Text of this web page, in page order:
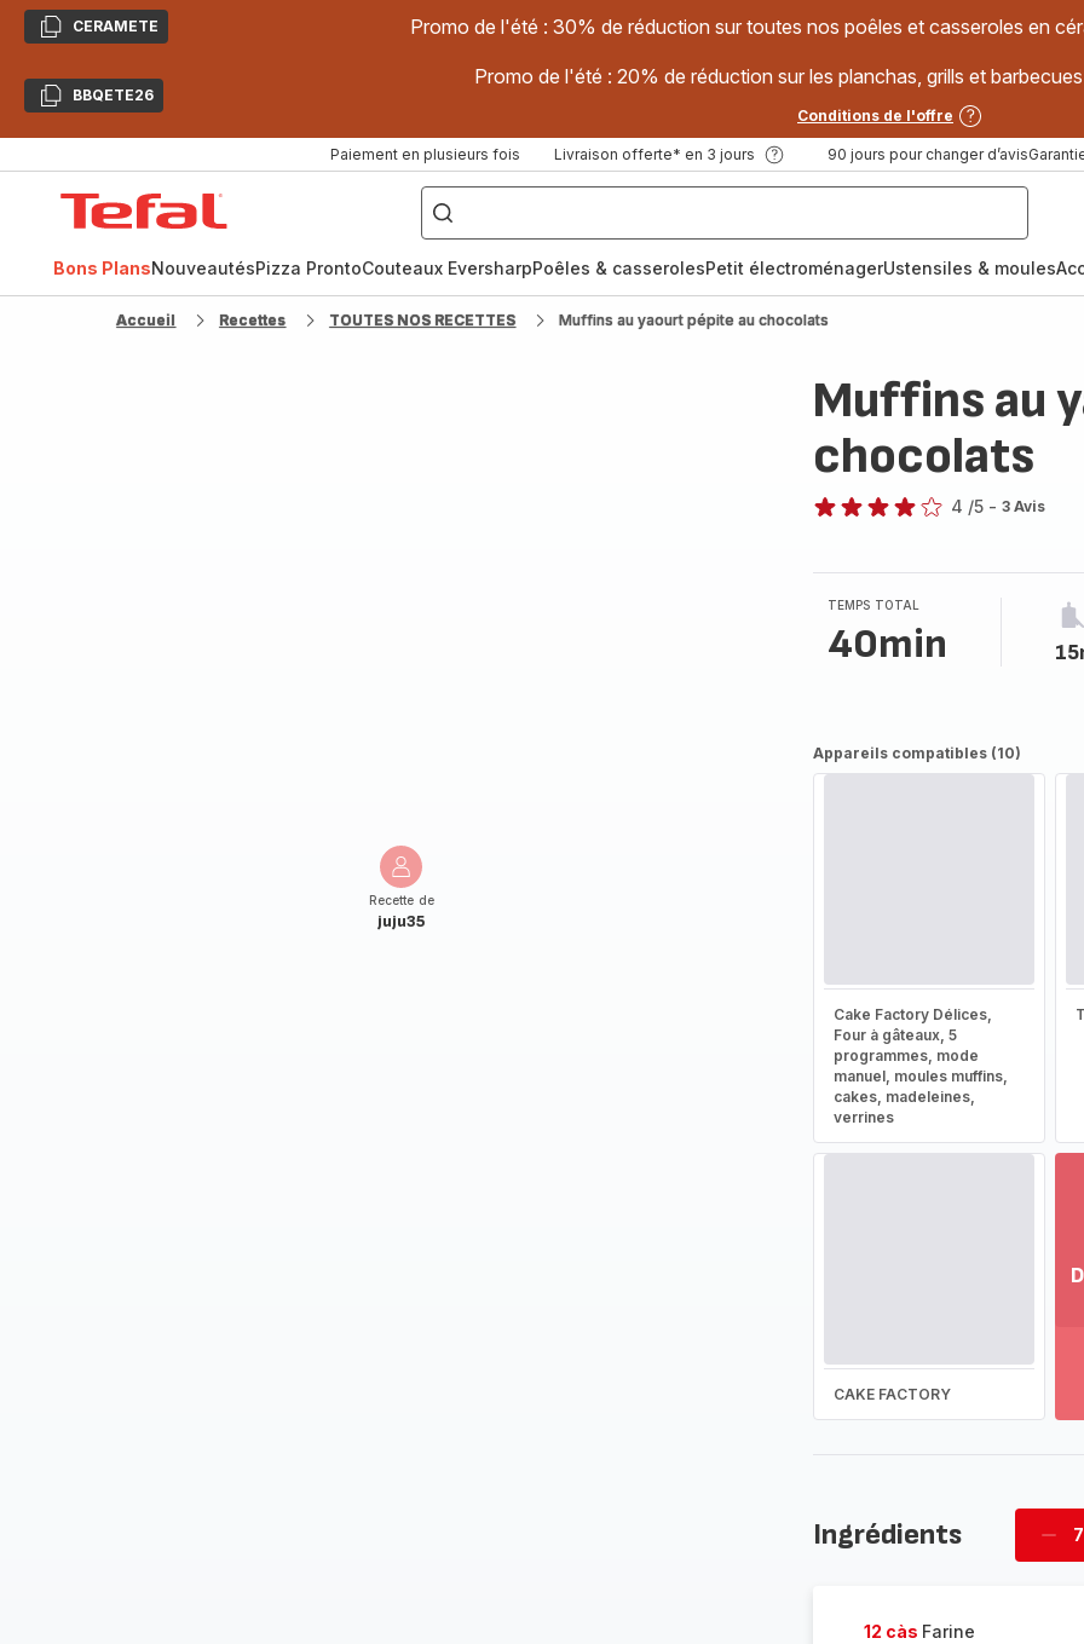
CopierCERAMETE Promo de l'été : 30% de réduction sur toutes nos poêles et casseroles en
CopierBBQETE26
Promo de l'été : 20% de réduction sur les planchas, grills et
Conditions de l'offre
Paiement en plusieurs fois Livraison offerte* en 3 jours 90 jours pour changer d’avis
["Poêles
inox,
Cake
Factory,
Bons PlansNouveautésPizza ProntoCouteaux EversharpPoêles & casserolesPetit électroménagerUstensiles & moules
Accueil Recettes TOUTES NOS RECETTES Muffins au yaourt pépite au chocolats
Recette de
juju35
Muffins au
chocolats
étoiles
(moyenne)
4 /5 - 3 Avis
TEMPS TOTAL
40min
Appareils compatibles (10)
Cake Factory Délices,
Four à gâteaux, 5
programmes, mode
manuel, moules muffins,
cakes, madeleines,
verrines
CAKE FACTORY
la
Ingrédients
12 càs Farine